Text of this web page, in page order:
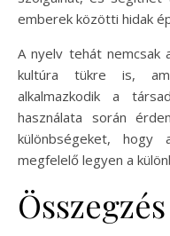
emberek közötti hidak
A nyelv tehát nemcsak
kultúra tükre is,
alkalmazkodik a
használata során
különbségeket, hogy
megfelelő legyen a
Összegzés